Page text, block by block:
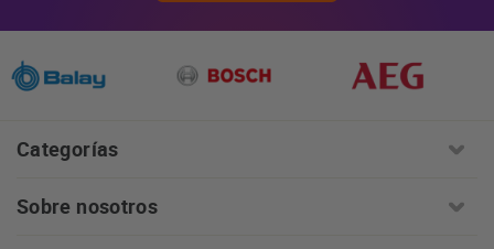
Categorías
Sobre nosotros